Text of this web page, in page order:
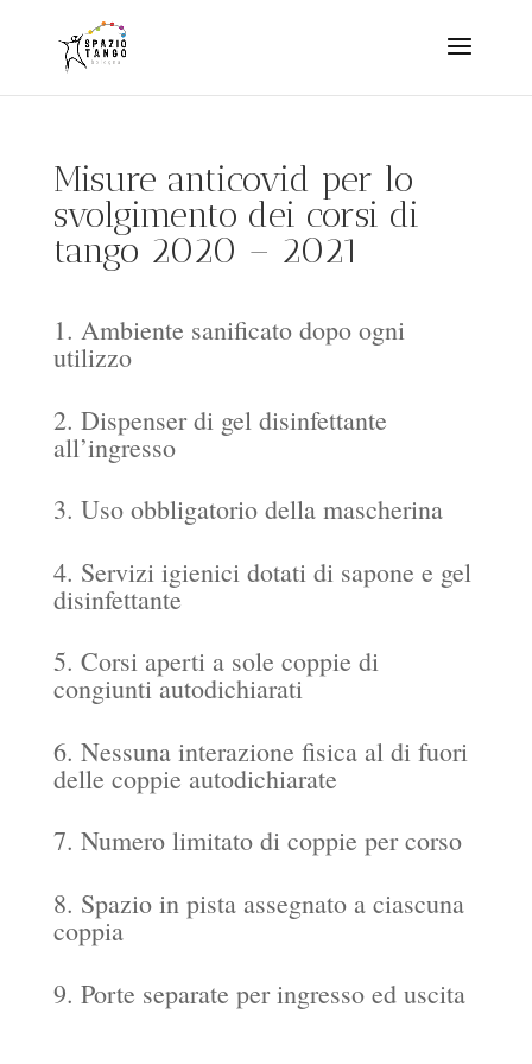
Misure anticovid per lo
svolgimento dei corsi di
tango 2020 – 2021
1. Ambiente sanificato dopo ogni
utilizzo
2. Dispenser di gel disinfettante
all’ingresso
3. Uso obbligatorio della mascherina
4. Servizi igienici dotati di sapone e gel
disinfettante
5. Corsi aperti a sole coppie di
congiunti autodichiarati
6. Nessuna interazione fisica al di fuori
delle coppie autodichiarate
7. Numero limitato di coppie per corso
8. Spazio in pista assegnato a ciascuna
coppia
9. Porte separate per ingresso ed uscita